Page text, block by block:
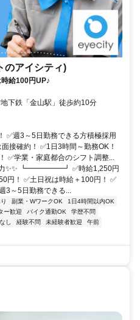
のアイシティ)
給100円UP♪
下鉄「金山駅」徒歩約10分
✅週3～5日勤務できる方積極採用
接確約！ ✅1日3時間～勤務OK！
✅学業・家庭都合のシフト調整...
✨✨ ┗━━━━━┛ ✅時給1,250円
円！ ✅土日祝は時給＋100円！ ✅
3～5日勤務できる...
副業・WワークOK
1日4時間以内OK
ー歓迎 バイク通勤OK
学歴不問
し 経験不問 未経験者歓迎
午前